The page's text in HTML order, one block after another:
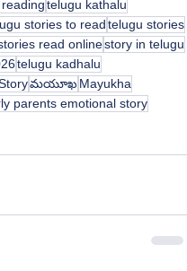
telugu kathalu
stories to readtelugu stories
read onlinestory in telugu
telugu kadhalu
మయూఖ Mayukha
parents emotional story